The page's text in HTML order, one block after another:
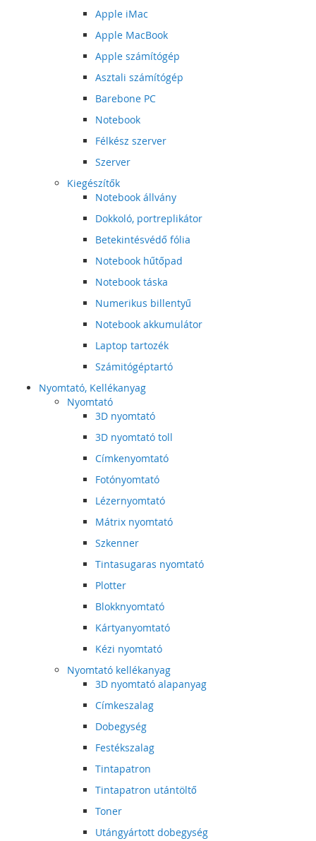
Apple iMac
Apple MacBook
Apple számítógép
Asztali számítógép
Barebone PC
Notebook
Félkész szerver
Szerver
Kiegészítők
Notebook állvány
Dokkoló, portreplikátor
Betekintésvédő fólia
Notebook hűtőpad
Notebook táska
Numerikus billentyű
Notebook akkumulátor
Laptop tartozék
Számitógéptartó
Nyomtató, Kellékanyag
Nyomtató
3D nyomtató
3D nyomtató toll
Címkenyomtató
Fotónyomtató
Lézernyomtató
Mátrix nyomtató
Szkenner
Tintasugaras nyomtató
Plotter
Blokknyomtató
Kártyanyomtató
Kézi nyomtató
Nyomtató kellékanyag
3D nyomtató alapanyag
Címkeszalag
Dobegység
Festékszalag
Tintapatron
Tintapatron utántöltő
Toner
Utángyártott dobegység